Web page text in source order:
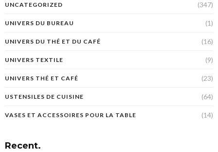
UNCATEGORIZED (347)
UNIVERS DU BUREAU (1)
UNIVERS DU THÉ ET DU CAFÉ (16)
UNIVERS TEXTILE (9)
UNIVERS THÉ ET CAFÉ (23)
USTENSILES DE CUISINE (64)
VASES ET ACCESSOIRES POUR LA TABLE (14)
Recent.